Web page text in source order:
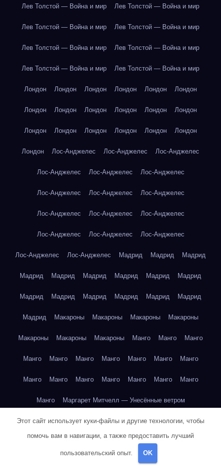
Лев Толстой — Война и мир Лев Толстой — Война и мир
Лев Толстой — Война и мир Лев Толстой — Война и мир
Лев Толстой — Война и мир Лев Толстой — Война и мир
Лев Толстой — Война и мир Лев Толстой — Война и мир
Лондон Лондон Лондон Лондон Лондон Лондон
Лондон Лондон Лондон Лондон Лондон Лондон
Лондон Лондон Лондон Лондон Лондон Лондон
Лондон Лос-Анджелес Лос-Анджелес Лос-Анджелес
Лос-Анджелес Лос-Анджелес Лос-Анджелес
Лос-Анджелес Лос-Анджелес Лос-Анджелес
Лос-Анджелес Лос-Анджелес Лос-Анджелес
Лос-Анджелес Лос-Анджелес Лос-Анджелес
Лос-Анджелес Лос-Анджелес Мадрид Мадрид Мадрид
Мадрид Мадрид Мадрид Мадрид Мадрид Мадрид
Мадрид Мадрид Мадрид Мадрид Мадрид Мадрид
Мадрид Макароны Макароны Макароны Макароны
Макароны Макароны Макароны Манго Манго Манго
Манго Манго Манго Манго Манго Манго Манго
Манго Манго Манго Манго Манго Манго Манго
Манго Маргарет Митчелл — Унесённые ветром
Марк Твен — Приключения Тома Сойера
Марк Твен — Приключения Тома Сойера
Марк Твен — Приключения Тома Сойера
Этот сайт использует куки-файлы и другие технологии, чтобы
помочь вам в навигации, а также предоставить лучший
пользовательский опыт. OK